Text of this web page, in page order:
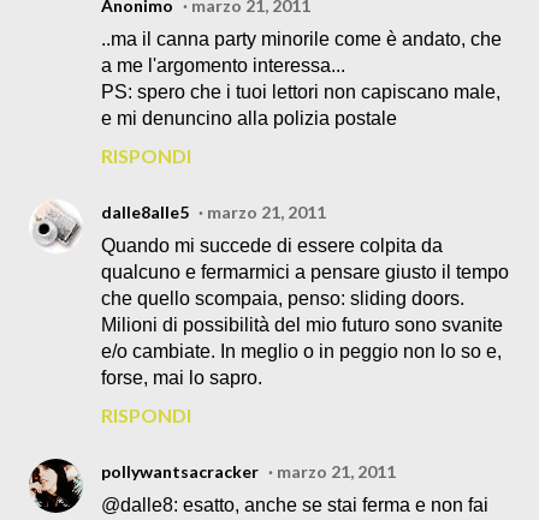
Anonimo
marzo 21, 2011
..ma il canna party minorile come è andato, che
a me l'argomento interessa...
PS: spero che i tuoi lettori non capiscano male,
e mi denuncino alla polizia postale
RISPONDI
dalle8alle5
marzo 21, 2011
Quando mi succede di essere colpita da
qualcuno e fermarmici a pensare giusto il tempo
che quello scompaia, penso: sliding doors.
Milioni di possibilità del mio futuro sono svanite
e/o cambiate. In meglio o in peggio non lo so e,
forse, mai lo sapro.
RISPONDI
pollywantsacracker
marzo 21, 2011
@dalle8: esatto, anche se stai ferma e non fai